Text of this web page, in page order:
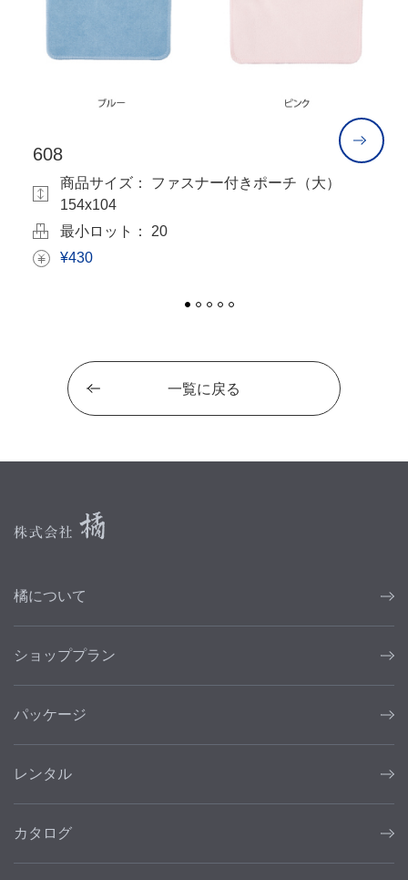
608
商品サイズ： ファスナー付きポーチ（大）
154x104
最小ロット： 20
¥430
一覧に戻る
橘について
ショッププラン
パッケージ
レンタル
カタログ